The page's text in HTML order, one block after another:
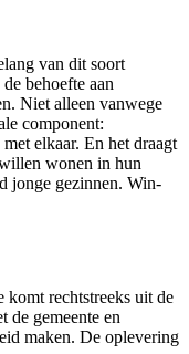
van dit soort
behoefte aan
Niet alleen vanwege
component:
elkaar. En het draagt
wonen in hun
jonge gezinnen. Win-
rechtstreeks uit de
de gemeente en
maken. De oplevering